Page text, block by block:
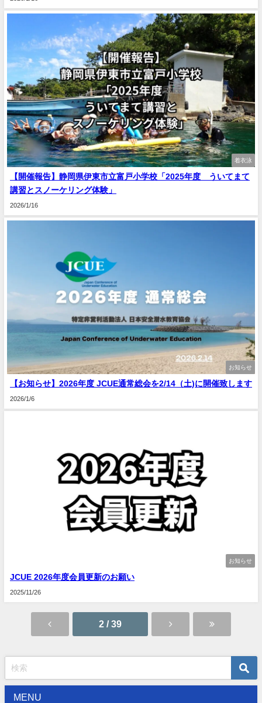
着衣泳
【開催報告】静岡県伊東市立富戸小学校「2025年度 ういてまて
講習とスノーケリング体験」
2026/1/16
お知らせ
【お知らせ】2026年度 JCUE通常総会を2/14（土)に開催致します
2026/1/6
お知らせ
JCUE 2026年度会員更新のお願い
2025/11/26
2 / 39
MENU